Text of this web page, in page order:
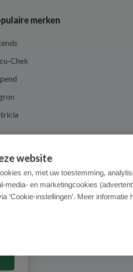
merken
Chek
website
en, met uw toestemming,
media- en marketingcookies
‘Cookie-instellingen’. Meer informatie